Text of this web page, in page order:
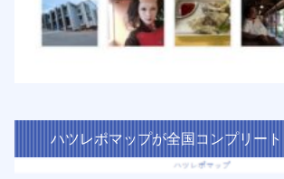
ハツレポマップが全国コンプリート